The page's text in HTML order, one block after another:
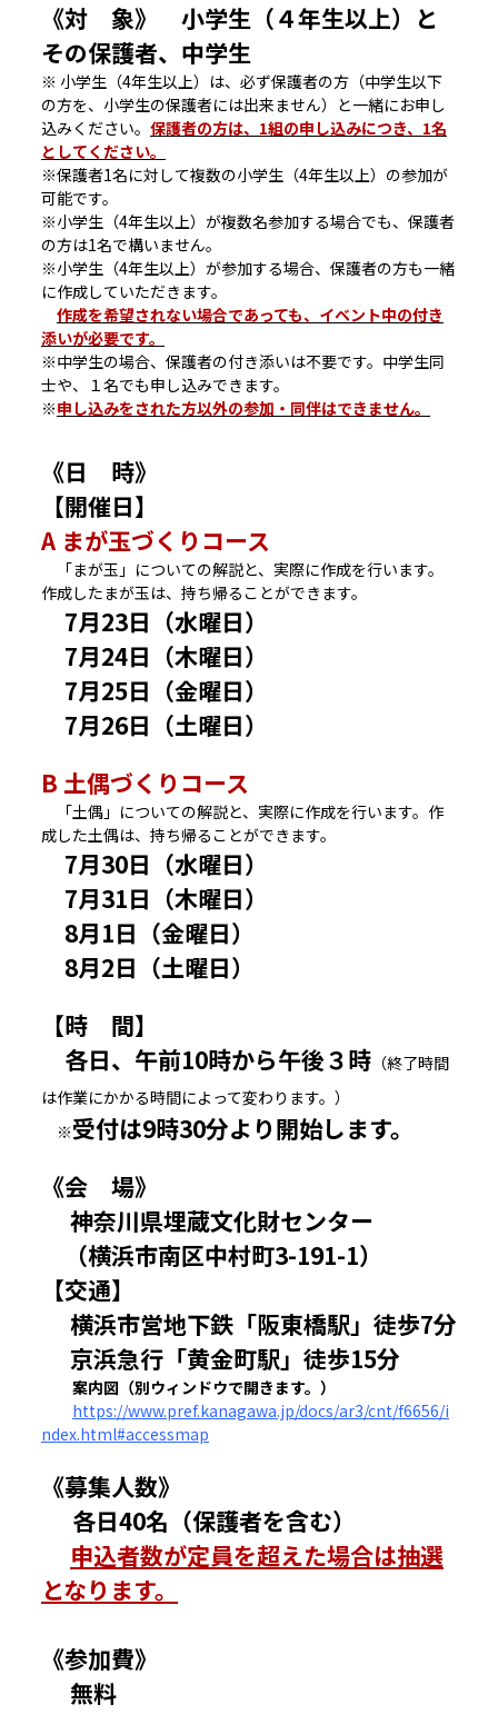
《対 象》 小学生（４年生以上）と
その保護者、中学生
※ 小学生（4年生以上）は、必ず保護者の方（中学生以下
の方を、小学生の保護者には出来ません）と一緒にお申し
込みください。 保護者の方は、1組の申し込みにつき、1名
としてください。
※保護者1名に対して複数の小学生（4年生以上）の参加が
可能です。
※小学生（4年生以上）が複数名参加する場合でも、保護者
の方は1名で構いません。
※小学生（4年生以上）が参加する場合、保護者の方も一緒
に作成していただきます。
作成を希望されない場合であっても、イベント中の付き
添いが必要です。
※中学生の場合、保護者の付き添いは不要です。中学生同
士や、１名でも申し込みできます。
※申し込みをされた方以外の参加・同伴はできません。
《日 時》
【開催日】
A まが玉づくりコース
「まが玉」についての解説と、実際に作成を行います。
作成したまが玉は、持ち帰ることができます。
7月23日（水曜日）
7月24日（木曜日）
7月25日（金曜日）
7月26日（土曜日）
B 土偶づくりコース
「土偶」についての解説と、実際に作成を行います。作
成した土偶は、持ち帰ることができます。
7月30日（水曜日）
7月31日（木曜日）
8月1日（金曜日）
8月2日（土曜日）
【時 間】
各日、午前10時から午後３時 （終了時間
は作業にかかる時間によって変わります。）
※受付は9時30分より開始します。
《会 場》
神奈川県埋蔵文化財センター
（横浜市南区中村町3-191-1）
【交通】
横浜市営地下鉄「阪東橋駅」徒歩7分
京浜急行「黄金町駅」徒歩15分
案内図（別ウィンドウで開きます。）
https://www.pref.kanagawa.jp/docs/ar3/cnt/f6656/i
ndex.html#accessmap
《募集人数》
各日40名（保護者を含む）
申込者数が定員を超えた場合は抽選
となります。
《参加費》
無料